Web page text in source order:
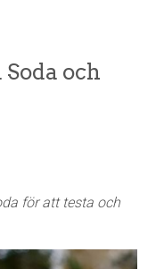
och
för att testa och